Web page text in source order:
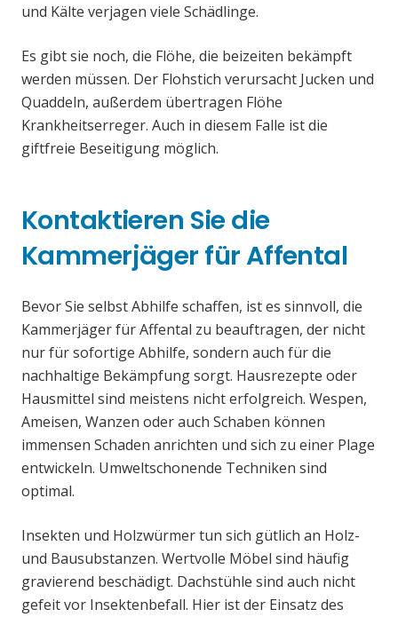
und Kälte verjagen viele Schädlinge.
Es gibt sie noch, die Flöhe, die beizeiten bekämpft
werden müssen. Der Flohstich verursacht Jucken und
Quaddeln, außerdem übertragen Flöhe
Krankheitserreger. Auch in diesem Falle ist die
giftfreie Beseitigung möglich.
Kontaktieren Sie die
Kammerjäger für Affental
Bevor Sie selbst Abhilfe schaffen, ist es sinnvoll, die
Kammerjäger für Affental zu beauftragen, der nicht
nur für sofortige Abhilfe, sondern auch für die
nachhaltige Bekämpfung sorgt. Hausrezepte oder
Hausmittel sind meistens nicht erfolgreich. Wespen,
Ameisen, Wanzen oder auch Schaben können
immensen Schaden anrichten und sich zu einer Plage
entwickeln. Umweltschonende Techniken sind
optimal.
Insekten und Holzwürmer tun sich gütlich an Holz-
und Bausubstanzen. Wertvolle Möbel sind häufig
gravierend beschädigt. Dachstühle sind auch nicht
gefeit vor Insektenbefall. Hier ist der Einsatz des